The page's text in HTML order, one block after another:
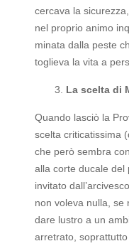
cercava la
nel proprio animo
minata dalla peste
toglieva la vita a
La scelta di
Quando lasciò la
scelta criticatissima
che però sembra
alla corte ducale del
invitato
non voleva nulla, se
dare lustro a un
arretrato,